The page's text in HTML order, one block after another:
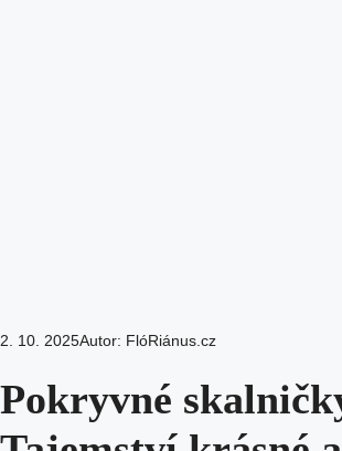
2. 10. 2025Autor: FlóRiánus.cz
Pokryvné